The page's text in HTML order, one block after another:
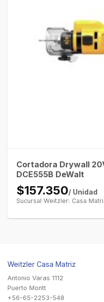
Cortadora Drywall
DCE555B DeWalt
$157.350/ Unidad
Sucursal Weitzler: Casa
Weitzler Casa Matriz
Antonio Varas 1112
Puerto Montt
+56-65-2253-548